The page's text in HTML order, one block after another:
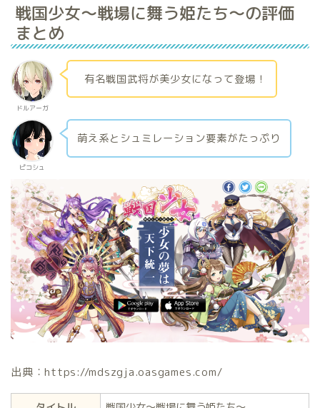
戦国少女～戦場に舞う姫たち～の評価
まとめ
ドルアーガ
有名戦国武将が美少女になって登場！
ピコシュ
萌え系とシュミレーション要素がたっぷり
出典：https://mdszgja.oasgames.com/